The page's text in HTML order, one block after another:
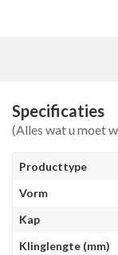
Specificaties
(Alles wat u moet
Producttype
Vorm
Kap
Klinglengte (mm)